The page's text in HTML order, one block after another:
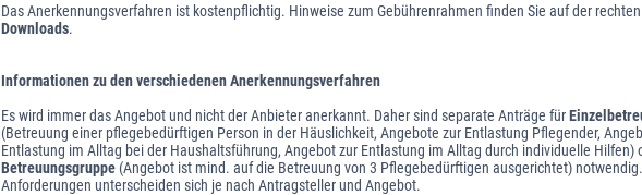
Das Anerkennungsverfahren ist kostenpflichtig. Hinweise zum Gebührenrahmen finden Sie auf der
Downloads.
Informationen zu den verschiedenen Anerkennungsverfahren
Es wird immer das Angebot und nicht der Anbieter anerkannt. Daher sind separate Anträge für
(Betreuung einer pflegebedürftigen Person in der Häuslichkeit, Angebote zur Entlastung Pflegender,
Entlastung im Alltag bei der Haushaltsführung, Angebot zur Entlastung im Alltag durch individuelle Hilfen)
Betreuungsgruppe (Angebot ist mind. auf die Betreuung von 3 Pflegebedürftigen ausgerichtet)
Anforderungen unterscheiden sich je nach Antragsteller und Angebot.